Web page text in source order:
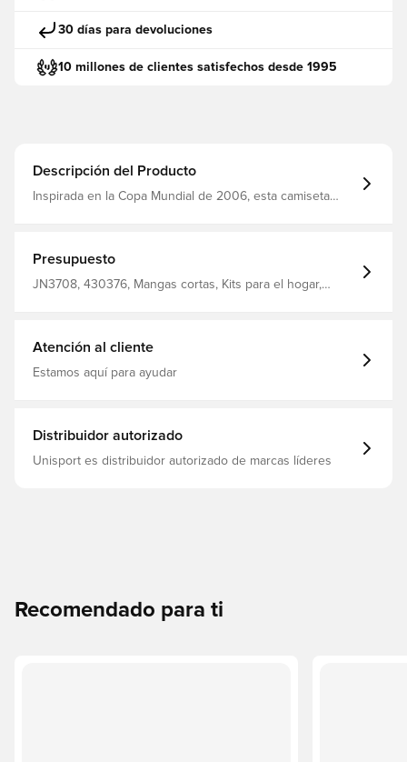
30 días para devoluciones
10 millones de clientes satisfechos desde 1995
Descripción del Producto
Inspirada en la Copa Mundial de 2006, esta camiseta
del juego. Perfecto para los fanáticos a los que les
encanta el estilo de fútbol vintage y retro. Lámina Messi
19 Escote redondo Tela entrelazada Corte normal 100%
Presupuesto
JN3708, 430376, Mangas cortas, Kits para el hogar,
Atención al cliente
Estamos aquí para ayudar
Distribuidor autorizado
Unisport es distribuidor autorizado de marcas líderes
Recomendado para ti